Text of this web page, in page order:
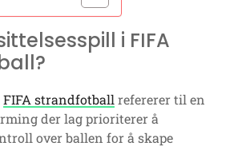
i FIFA
FIFA strandfotballrefererer til en
der lag prioriterer å
over ballen for å skape